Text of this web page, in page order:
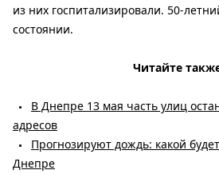
из них госпитализировали. 50-
состоянии.
Читайте
В Днепре 13 мая часть улиц
адресов
Прогнозируют дождь: какой
Днепре